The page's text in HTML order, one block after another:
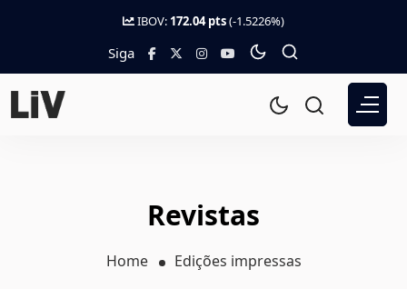
IBOV: 172.04 pts(-1.5226%)
Siga
Revistas
Home Edições impressas